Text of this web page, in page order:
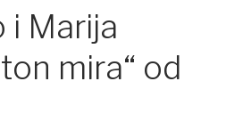
i Marija
mira“ od